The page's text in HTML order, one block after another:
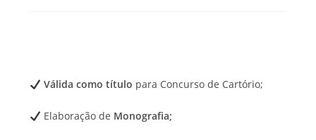
Válida como título para Concurso de Cartório;
Elaboração de Monografia;